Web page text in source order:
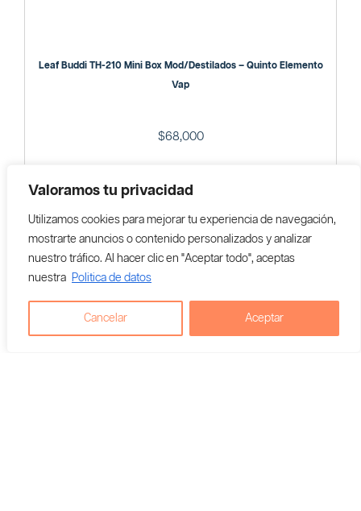
Valoramos tu privacidad
Utilizamos cookies para mejorar tu experiencia de navegación,
mostrarte anuncios o contenido personalizados y analizar
nuestro tráfico. Al hacer clic en "Aceptar todo", aceptas
nuestra Politica de datos
Cancelar Aceptar
Leaf Buddi TH-210 Mini Box Mod/destilados – Quinto Elemento
Vap
$68,000
Agregar al carrito
Vendedor En Colombia: